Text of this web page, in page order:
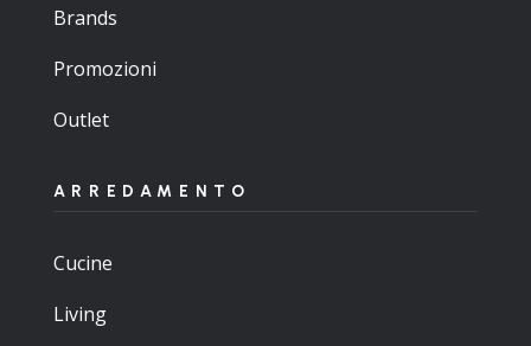
Brands
Promozioni
Outlet
ARREDAMENTO
Cucine
Living